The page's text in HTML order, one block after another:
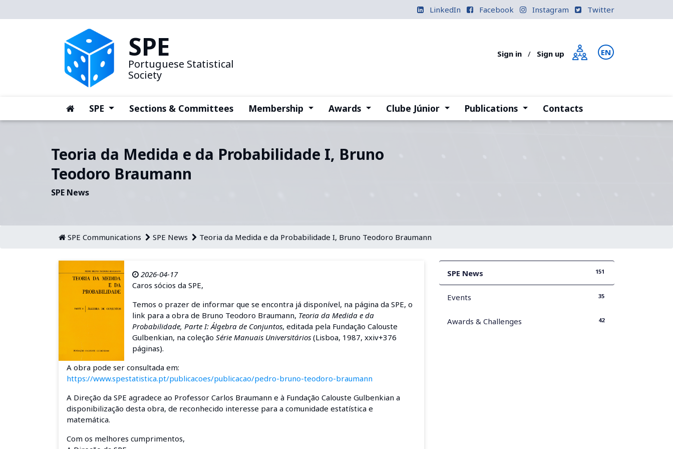
LinkedIn Facebook Instagram Twitter
SPE
Portuguese Statistical
Society
Sign in / Sign up EN
(current)
SPE (current)Sections & Committees Membership (current)Awards (current)Clube Júnior (current)Publications (current)Contacts
Teoria da Medida e da Probabilidade I, Bruno
Teodoro Braumann
SPE News
SPE Communications SPE News Teoria da Medida e da Probabilidade I, Bruno Teodoro Braumann
SPE News 151
Events 35
Awards & Challenges 42
2026-04-17
Caros sócios da SPE,
Temos o prazer de informar que se encontra já disponível, na página da SPE, o
link para a obra de Bruno Teodoro Braumann, Teoria da Medida e da
Probabilidade, Parte I: Álgebra de Conjuntos, editada pela Fundação Calouste
Gulbenkian, na coleção Série Manuais Universitários(Lisboa, 1987, xxiv+376
páginas).
A obra pode ser consultada em:
https://www.spestatistica.pt/publicacoes/publicacao/pedro-bruno-teodoro-braumann
A Direção da SPE agradece ao Professor Carlos Braumann e à Fundação Calouste Gulbenkian a
disponibilização desta obra, de reconhecido interesse para a comunidade estatística e
matemática.
Com os melhores cumprimentos,